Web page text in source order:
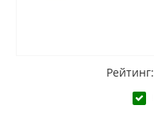
Рейтинг: